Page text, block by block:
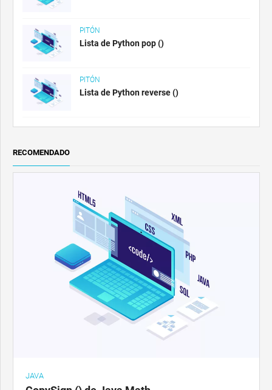
PITÓN
Lista de Python pop ()
PITÓN
Lista de Python reverse ()
RECOMENDADO
JAVA